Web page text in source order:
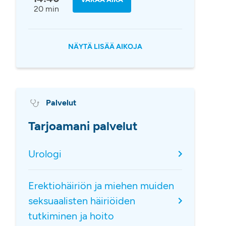
20 min
NÄYTÄ LISÄÄ AIKOJA
Palvelut
Tarjoamani palvelut
Urologi
Erektiohäiriön ja miehen muiden
seksuaalisten häiriöiden
tutkiminen ja hoito